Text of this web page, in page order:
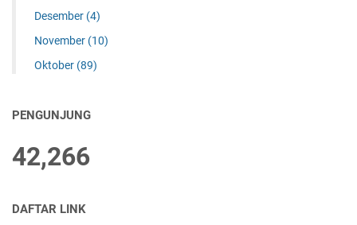
Desember (4)
November (10)
Oktober (89)
PENGUNJUNG
42,266
DAFTAR LINK